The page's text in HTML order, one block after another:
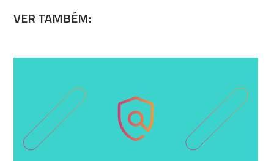
VER TAMBÉM: